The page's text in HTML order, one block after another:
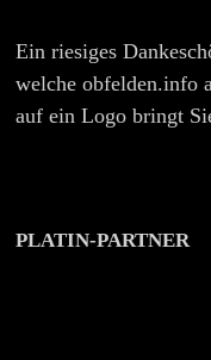
Ein riesiges
welche obfelden.info
auf ein Logo bringt
PLATIN-PARTNER